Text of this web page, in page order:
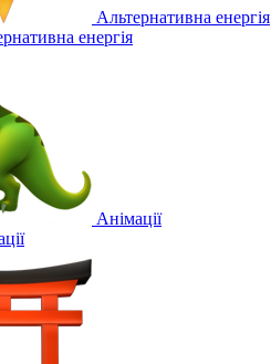
Альтернативна енергія
енергія
Анімації